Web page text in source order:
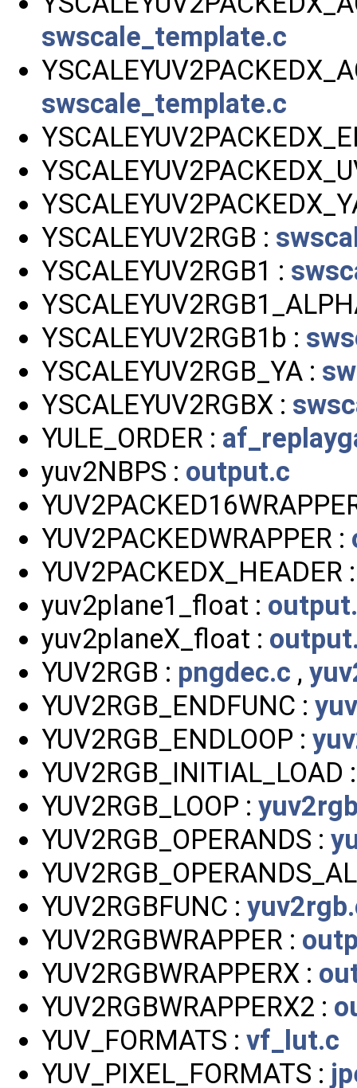
swscale_template.c
swscale_template.c
YSCALEYUV2RGB :
YSCALEYUV2RGB1 :
YSCALEYUV2RGB1b :
YSCALEYUV2RGB_YA :
YSCALEYUV2RGBX :
YULE_ORDER :
yuv2NBPS : output.c
YUV2PACKEDWRAPPER :
YUV2PACKEDX_HEADER
yuv2plane1_float :
yuv2planeX_float :
YUV2RGB : pngdec.c ,
YUV2RGB_ENDFUNC :
YUV2RGB_ENDLOOP :
YUV2RGB_INITIAL_LOAD
YUV2RGB_LOOP :
YUV2RGB_OPERANDS :
YUV2RGBFUNC :
YUV2RGBWRAPPER :
YUV2RGBWRAPPERX :
YUV2RGBWRAPPERX2 :
YUV_FORMATS : vf_lut.c
YUV_PIXEL_FORMATS :